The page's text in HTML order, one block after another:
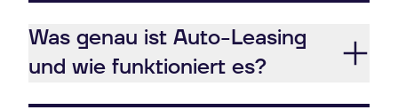
Was genau ist Auto-Leasing
und wie funktioniert es?